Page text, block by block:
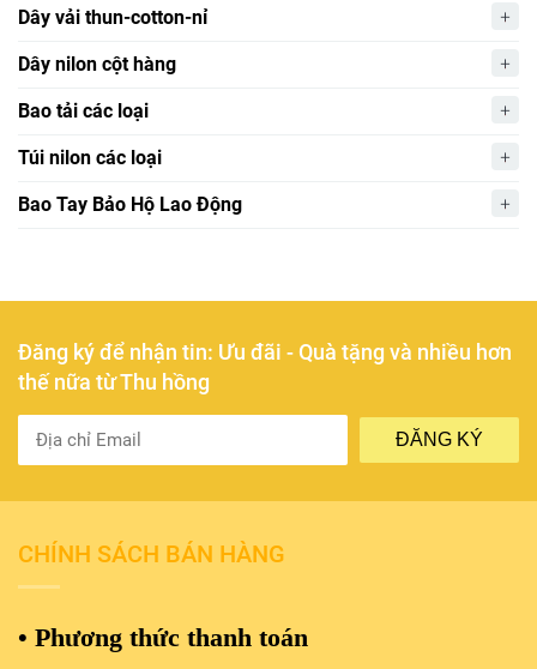
Dây vải thun-cotton-nỉ
Dây nilon cột hàng
Bao tải các loại
Túi nilon các loại
Bao Tay Bảo Hộ Lao Động
Đăng ký để nhận tin: Ưu đãi - Quà tặng và nhiều hơn
thế nữa từ Thu hồng
ĐĂNG KÝ
CHÍNH SÁCH BÁN HÀNG
• Phương thức thanh toán